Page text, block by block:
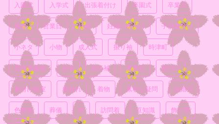
入園式 入学式 出張着付け 卒園式 卒業式
喪服 営業日 妊婦 妊婦の着付け 子供着付け
小ネタ 小物 成人式 振り袖 時津町
普段着着物 浴衣 留め袖 真面目 着付け
着付け教室 着崩れ 着物 素朴な疑問 結婚式
色無地 葬儀 袴 訪問着 豆知識 飾り帯